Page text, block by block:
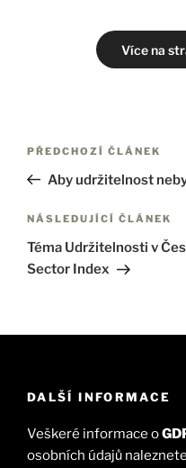
Více na
PŘEDCHOZÍ ČLÁNEK
Aby udržitelnost
NÁSLEDUJÍCÍ ČLÁNEK
Téma Udržitelnosti v
Sector Index
DALŠÍ INFORMACE
Veškeré informace o
osobních údajů naleznete